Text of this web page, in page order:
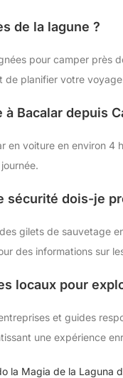
de la lagune ?
pour camper près
de planifier votre
Bacalar depuis
en voiture en environ
sécurité dois-je
gilets de sauvetage
des informations sur
locaux pour
et guides
une expérience
la Magia de la Laguna